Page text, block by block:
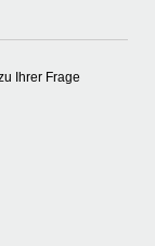
Ihrer Frage